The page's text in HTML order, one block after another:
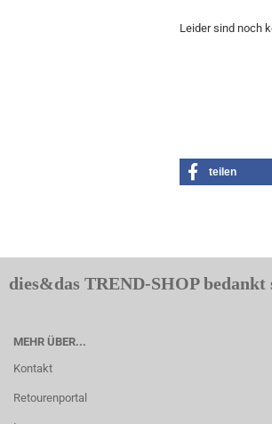
Leider sind noch
teilen
dies&das TREND-SHOP
MEHR ÜBER...
Kontakt
Retourenportal